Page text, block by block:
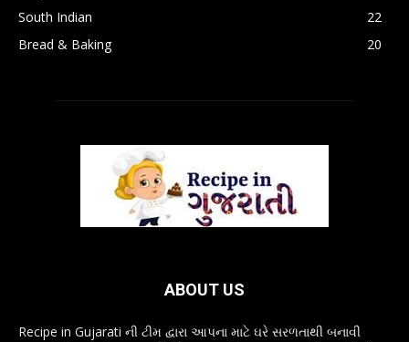
South Indian
22
Bread & Baking
20
ABOUT US
Recipe in Gujarati ની ટીમ દ્વારા આપના માટે ઘરે સરળતાથી બનાવી